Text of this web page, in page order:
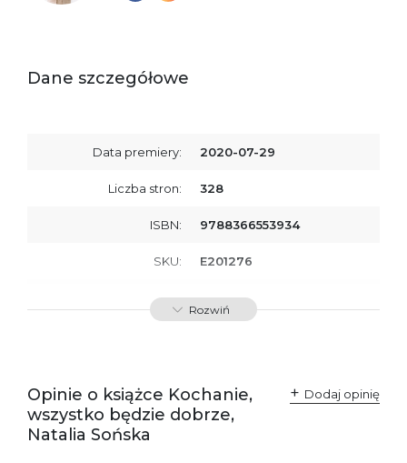
Dane szczegółowe
Data premiery: 2020-07-29
Liczba stron: 328
ISBN: 9788366553934
SKU: E201276
Producent / Osoby
odpowiedzialne za
Wydawnictwo Poznańskie
Sp. z o.o.
+48 61 623 38 38
Ostrzeżenia oraz
informacje dotyczące
Załącznik PDF
Rozwiń
Opinie o książce Kochanie,
wszystko będzie dobrze,
Natalia Sońska
Dodaj opinię